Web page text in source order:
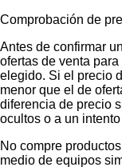
Comprobación de
Antes de confirmar
ofertas de venta
elegido. Si el precio
menor que el de
diferencia de precio
ocultos o a un
No compre
medio de equipos